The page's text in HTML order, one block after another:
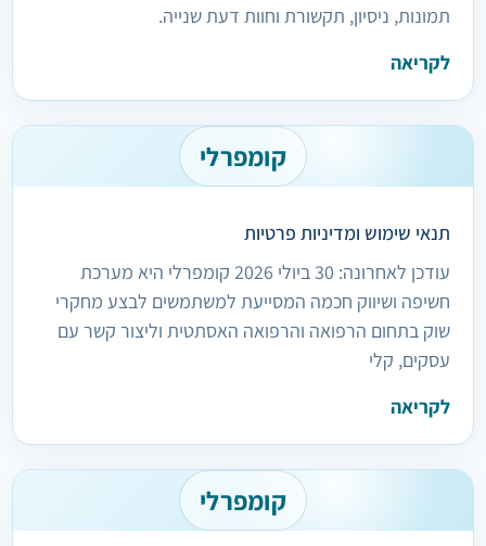
תמונות, ניסיון, תקשורת וחוות דעת שנייה.
לקריאה
קומפרלי
תנאי שימוש ומדיניות פרטיות
עודכן לאחרונה: 30 ביולי 2026 קומפרלי היא מערכת
חשיפה ושיווק חכמה המסייעת למשתמשים לבצע מחקרי
שוק בתחום הרפואה והרפואה האסתטית וליצור קשר עם
עסקים, קלי
לקריאה
קומפרלי